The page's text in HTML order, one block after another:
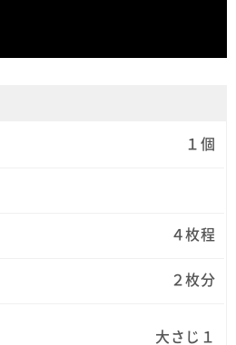
１個
４枚程
２枚分
大さじ１